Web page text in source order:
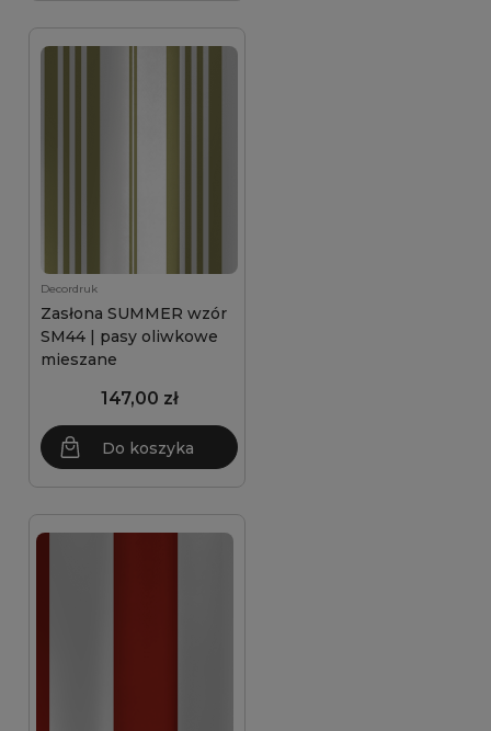
Decordruk
Zasłona SUMMER wzór
SM44 | pasy oliwkowe
mieszane
147,00 zł
Do koszyka